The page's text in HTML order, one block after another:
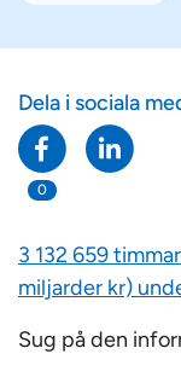
Dela i sociala
0
3 132 659
miljarder kr)
Sug på den